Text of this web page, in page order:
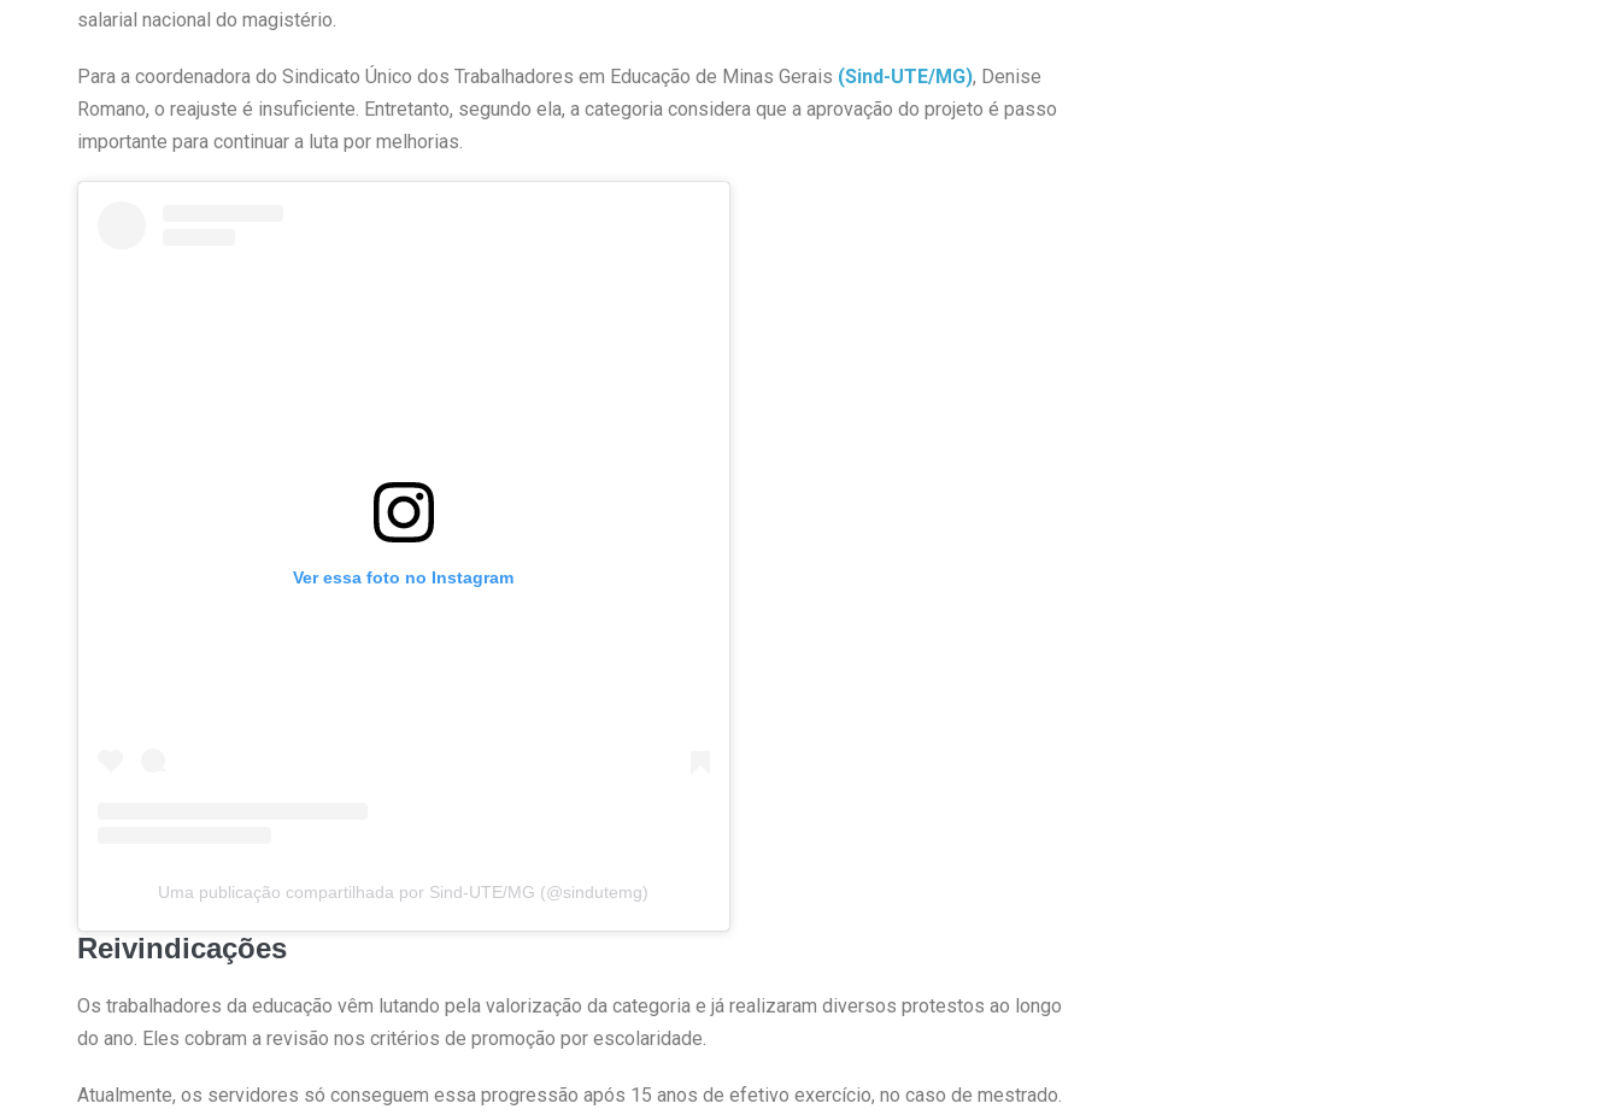
salarial nacional do magistério.
Para a coordenadora do Sindicato Único dos Trabalhadores em Educação de Minas Gerais (Sind-UTE/MG), Denise
Romano, o reajuste é insuficiente. Entretanto, segundo ela, a categoria considera que a aprovação do projeto é passo
importante para continuar a luta por melhorias.
Ver essa foto no Instagram
Uma publicação compartilhada por Sind-UTE/MG (@sindutemg)
Reivindicações
Os trabalhadores da educação vêm lutando pela valorização da categoria e já realizaram diversos protestos ao longo
do ano. Eles cobram a revisão nos critérios de promoção por escolaridade.
Atualmente, os servidores só conseguem essa progressão após 15 anos de efetivo exercício, no caso de mestrado.